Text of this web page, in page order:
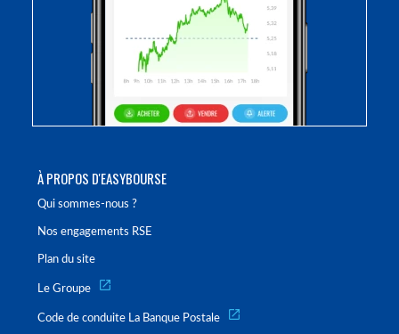
À PROPOS D'EASYBOURSE
Qui sommes-nous ?
Nos engagements RSE
Plan du site
Le Groupe
Code de conduite La Banque Postale